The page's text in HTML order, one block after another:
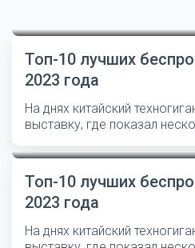
Топ-10 лучших
2023 года
На днях китайский
выставку, где показал
Топ-10 лучших
2023 года
На днях китайский